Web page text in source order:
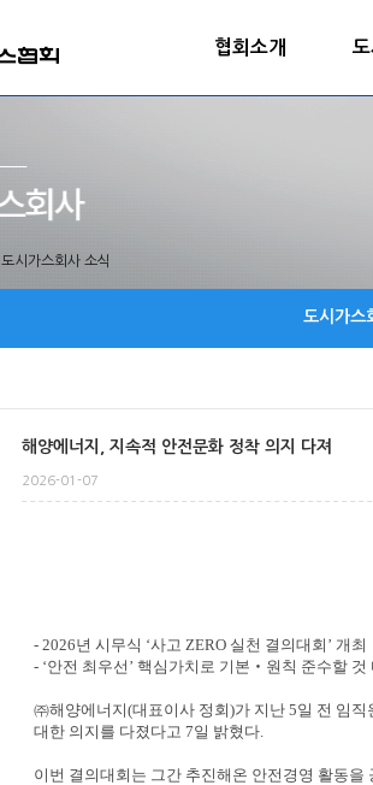
협회소개
도시가스회사 소식
도시가스
해양에너지, 지속적 안전문화 정착 의지 다져
2026-01-07
- 2026년 시무식 ‘사고 ZERO 실천 결의대회 ’ 개최
- ‘안전 최우선 ’ 핵심가치로 기본 ‧ 원칙 준수할 것
㈜해양에너지(대표이사 정회)가 지난 5일 전 임
대한 의지를 다졌다고 7일 밝혔다.
이번 결의대회는 그간 추진해온 안전경영 활동을